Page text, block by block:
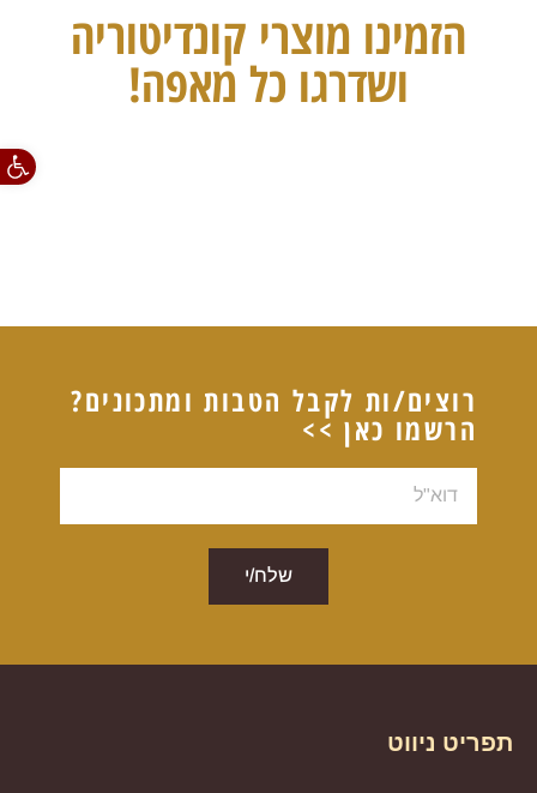
פתח
הזמינו מוצרי קונדיטוריה
ושדרגו כל מאפה!
רוצים/ות לקבל הטבות ומתכונים?
הרשמו כאן >>
שלח/י
תפריט ניווט